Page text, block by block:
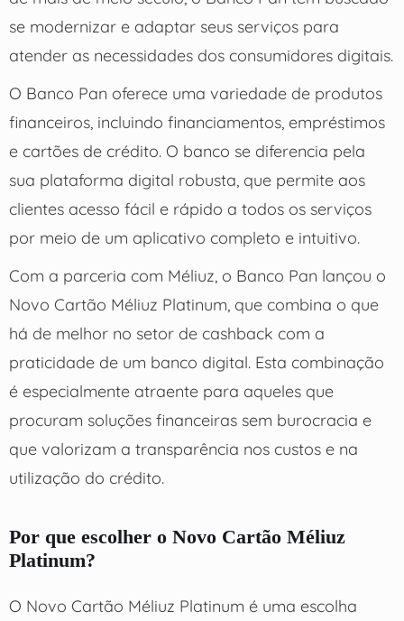
se modernizar e adaptar seus serviços para
atender as necessidades dos consumidores digitais.
O Banco Pan oferece uma variedade de produtos
financeiros, incluindo financiamentos, empréstimos
e cartões de crédito. O banco se diferencia pela
sua plataforma digital robusta, que permite aos
clientes acesso fácil e rápido a todos os serviços
por meio de um aplicativo completo e intuitivo.
Com a parceria com Méliuz, o Banco Pan lançou o
Novo Cartão Méliuz Platinum, que combina o que
há de melhor no setor de cashback com a
praticidade de um banco digital. Esta combinação
é especialmente atraente para aqueles que
procuram soluções financeiras sem burocracia e
que valorizam a transparência nos custos e na
utilização do crédito.
Por que escolher o Novo Cartão Méliuz
Platinum?
O Novo Cartão Méliuz Platinum é uma escolha